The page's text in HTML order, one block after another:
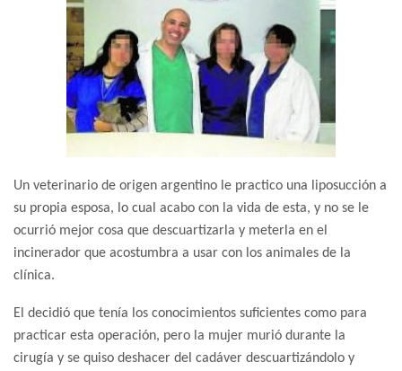
Un veterinario de origen argentino le practico una liposucción a
su propia esposa, lo cual acabo con la vida de esta, y no se le
ocurrió mejor cosa que descuartizarla y meterla en el
incinerador que acostumbra a usar con los animales de la
clínica.
El decidió que tenía los conocimientos suficientes como para
practicar esta operación, pero la mujer murió durante la
cirugía y se quiso deshacer del cadáver descuartizándolo y